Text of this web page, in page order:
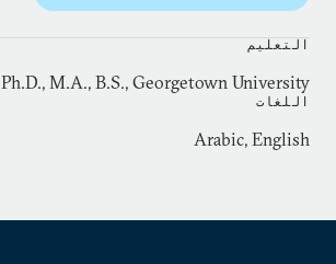
التعليم
Ph.D., M.A., B.S., Georgetown University
اللغات
Arabic, English